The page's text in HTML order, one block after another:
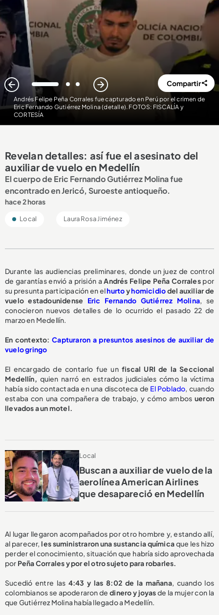
Andrés Felipe Peña Corrales fue capturado en Perú por el crimen de
Eric Fernando Gutiérrez Molina (detalle). FOTOS: FISCALÍA y
CORTESÍA
1 2 3 Compartir
Revelan detalles: así fue el asesinato del
auxiliar de vuelo en Medellín
El cuerpo de Eric Fernando Gutiérrez Molina fue
encontrado en Jericó, Suroeste antioqueño.
hace 2 horas
Local Laura Rosa Jiménez
Durante las audiencias preliminares, donde un juez de control
de garantías envió a prisión aAndrés Felipe Peña Corralespor
su presunta participación en elhurtoyhomicidiodel auxiliar de
vuelo estadounidense Eric Fernando Gutiérrez Molina, se
conocieron nuevos detalles de lo ocurrido el pasado 22 de
marzo en Medellín.
En contexto: Capturaron a presuntos asesinos de auxiliar de
vuelo gringo
El encargado de contarlo fue unfiscal URI de la Seccional
Medellín, quien narró en estrados judiciales cómo la víctima
había sido contactada en una discoteca de El Poblado, cuando
estaba con una compañera de trabajo, y cómo ambos ueron
llevados a un motel.
Local
Buscan a auxiliar de vuelo de la
aerolínea American Airlines
que desapareció en Medellín
Al lugar llegaron acompañados por otro hombre y, estando allí,
al parecer,les suministraron una sustancia químicaque les hizo
perder el conocimiento, situación que habría sido aprovechada
por Peña Corrales y por el otro sujeto para robarles.
Sucedió entre las 4:43 y las 8:02 de la mañana, cuando los
colombianos se apoderaron dedinero y joyasde la mujer con la
que Gutiérrez Molina había llegado a Medellín.